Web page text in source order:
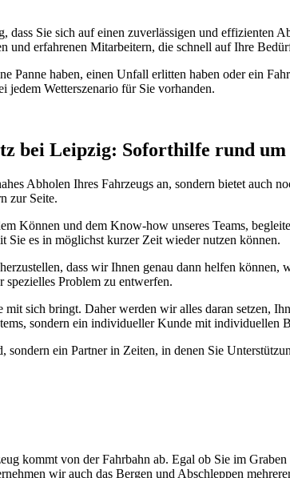
Sie sich auf einen zuverlässigen und effizienten
und erfahrenen Mitarbeitern, die schnell auf Ihre
Panne haben, einen Unfall erlitten haben oder ein
jedem Wetterszenario für Sie vorhanden.
bei Leipzig: Soforthilfe rund
Abholen Ihres Fahrzeugs an, sondern bietet auch
zur Seite.
Können und dem Know-how unseres Teams,
Sie es in möglichst kurzer Zeit wieder nutzen können.
dass wir Ihnen genau dann helfen
spezielles Problem zu entwerfen.
mit sich bringt. Daher werden wir alles daran setzen,
sondern ein individueller Kunde mit individuellen
sondern ein Partner in Zeiten, in denen Sie
kommt von der Fahrbahn ab. Egal ob Sie im
wir auch das Bergen und Abschleppen